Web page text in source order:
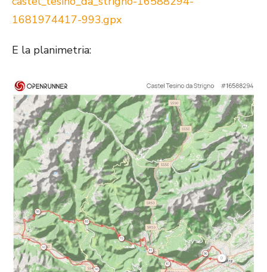
1681974417-993.gpx
E la planimetria: